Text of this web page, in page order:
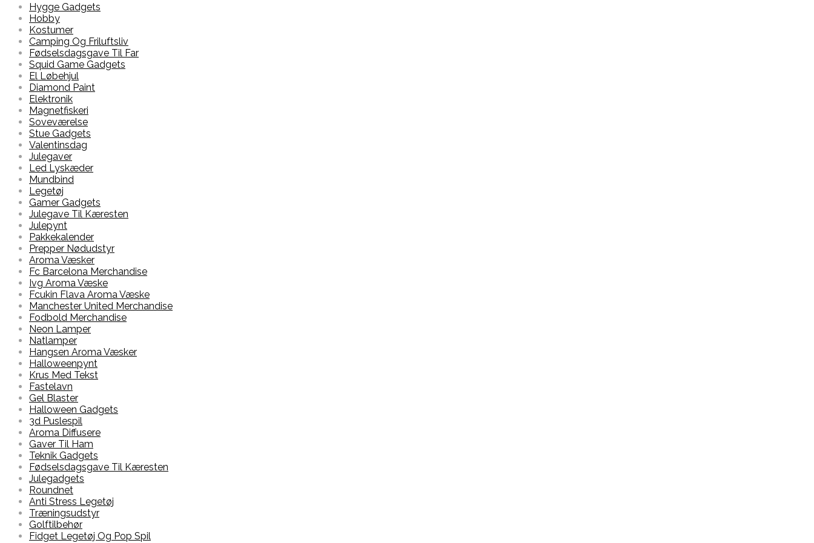
Hygge Gadgets
Hobby
Kostumer
Camping Og Friluftsliv
Fødselsdagsgave Til Far
Squid Game Gadgets
El Løbehjul
Diamond Paint
Elektronik
Magnetfiskeri
Soveværelse
Stue Gadgets
Valentinsdag
Julegaver
Led Lyskæder
Mundbind
Legetøj
Gamer Gadgets
Julegave Til Kæresten
Julepynt
Pakkekalender
Prepper Nødudstyr
Aroma Væsker
Fc Barcelona Merchandise
Ivg Aroma Væske
Fcukin Flava Aroma Væske
Manchester United Merchandise
Fodbold Merchandise
Neon Lamper
Natlamper
Hangsen Aroma Væsker
Halloweenpynt
Krus Med Tekst
Fastelavn
Gel Blaster
Halloween Gadgets
3d Puslespil
Aroma Diffusere
Gaver Til Ham
Teknik Gadgets
Fødselsdagsgave Til Kæresten
Julegadgets
Roundnet
Anti Stress Legetøj
Træningsudstyr
Golftilbehør
Fidget Legetøj Og Pop Spil